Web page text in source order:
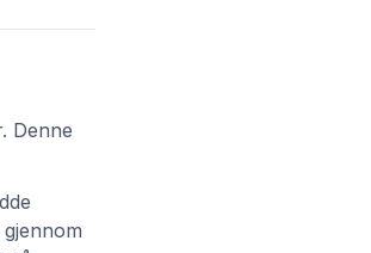
Denne